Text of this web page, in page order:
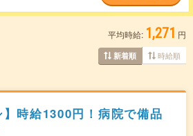
平均時給: 1,271 円
新着順 時給順
】時給1300円！病院で備品